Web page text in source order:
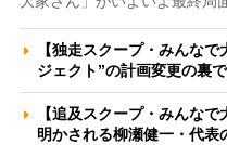
【独走スクープ・みんな
ジェクト”の計画変更の裏
【追及スクープ・みんな
明かされる柳瀬健一・代